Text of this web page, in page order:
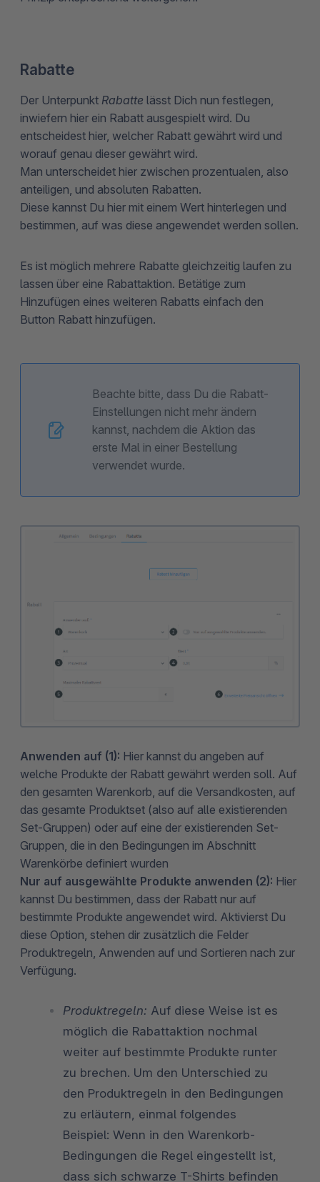
Rabatte
Der Unterpunkt Rabatte lässt Dich nun festlegen,
inwiefern hier ein Rabatt ausgespielt wird. Du
entscheidest hier, welcher Rabatt gewährt wird und
worauf genau dieser gewährt wird.
Man unterscheidet hier zwischen prozentualen, also
anteiligen, und absoluten Rabatten.
Diese kannst Du hier mit einem Wert hinterlegen und
bestimmen, auf was diese angewendet werden sollen.
Es ist möglich mehrere Rabatte gleichzeitig laufen zu
lassen über eine Rabattaktion. Betätige zum
Hinzufügen eines weiteren Rabatts einfach den
Button Rabatt hinzufügen.
Beachte bitte, dass Du die Rabatt-
Einstellungen nicht mehr ändern
kannst, nachdem die Aktion das
erste Mal in einer Bestellung
verwendet wurde.
Anwenden auf (1): Hier kannst du angeben auf
welche Produkte der Rabatt gewährt werden soll. Auf
den gesamten Warenkorb, auf die Versandkosten, auf
das gesamte Produktset (also auf alle existierenden
Set-Gruppen) oder auf eine der existierenden Set-
Gruppen, die in den Bedingungen im Abschnitt
Warenkörbe definiert wurden
Nur auf ausgewählte Produkte anwenden (2): Hier
kannst Du bestimmen, dass der Rabatt nur auf
bestimmte Produkte angewendet wird. Aktivierst Du
diese Option, stehen dir zusätzlich die Felder
Produktregeln, Anwenden auf und Sortieren nach zur
Verfügung.
Produktregeln: Auf diese Weise ist es
möglich die Rabattaktion nochmal
weiter auf bestimmte Produkte runter
zu brechen. Um den Unterschied zu
den Produktregeln in den Bedingungen
zu erläutern, einmal folgendes
Beispiel: Wenn in den Warenkorb-
Bedingungen die Regel eingestellt ist,
dass sich schwarze T-Shirts befinden